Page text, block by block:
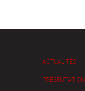
ACTUALITÉS
PRÉSENTATION